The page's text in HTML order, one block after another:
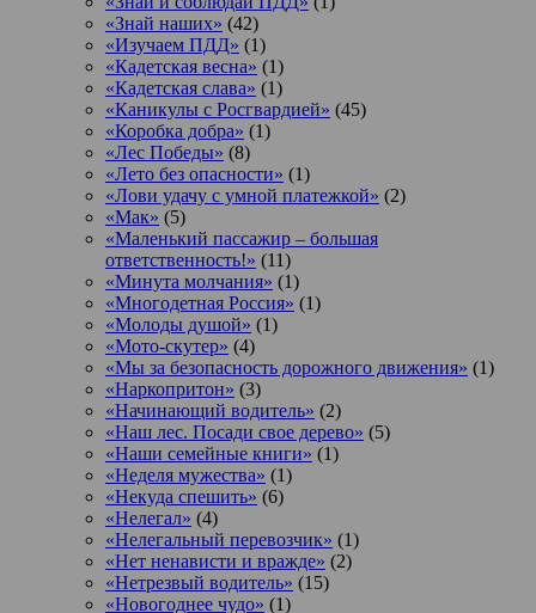
«Знай наших» (42)
«Изучаем ПДД» (1)
«Кадетская весна» (1)
«Кадетская слава» (1)
«Каникулы с Росгвардией» (45)
«Коробка добра» (1)
«Лес Победы» (8)
«Лето без опасности» (1)
«Лови удачу с умной платежкой» (2)
«Мак» (5)
«Маленький пассажир – большая
ответственность!» (11)
«Минута молчания» (1)
«Многодетная Россия» (1)
«Молоды душой» (1)
«Мото-скутер» (4)
«Мы за безопасность дорожного движения» (1)
«Наркопритон» (3)
«Начинающий водитель» (2)
«Наш лес. Посади свое дерево» (5)
«Наши семейные книги» (1)
«Неделя мужества» (1)
«Некуда спешить» (6)
«Нелегал» (4)
«Нелегальный перевозчик» (1)
«Нет ненависти и вражде» (2)
«Нетрезвый водитель» (15)
«Новогоднее чудо» (1)